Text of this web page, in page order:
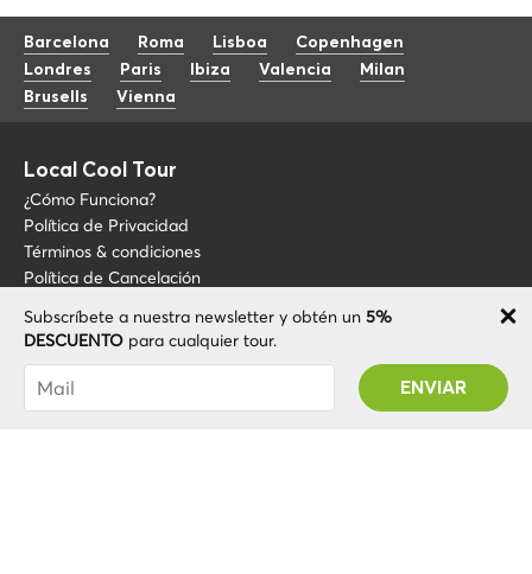
Subscríbete a nuestra newsletter y obtén un 5%
DESCUENTO para cualquier tour.
Has sido suscrito con éxito! Recibirás tu código
de promoción después de validar tu cuenta
Barcelona Roma Lisboa
Copenhagen
Londres
Paris Ibiza Valencia
Milan
Brusells
Vienna
Local Cool Tour
¿Cómo Funciona?
Política de Privacidad
Términos & condiciones
Política de Cancelación
Blog
Sobre LCT
FAQ
Conviértete en guía
+34 675 176 220